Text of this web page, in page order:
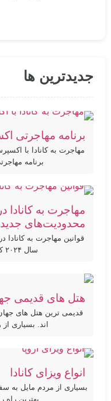
جدیدترین ها
برنامه مهاجرتی
برنامه
محدودیت‌های
سال ۲۰۲۴ کانادا یکی از مقاصد مه...
هتل های قدیمی
قدیمی ترین هتل های جهان
اند. بسیاری از
انواع ویزای کانادا
بسیاری از مردم مایل به سفر،
بهترین راه را